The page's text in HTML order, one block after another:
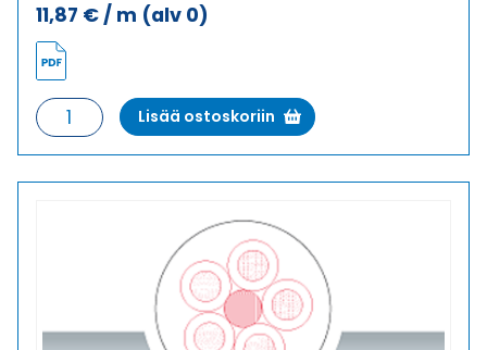
11,87 € / m (alv 0)
Ohjauskaapeli
ÖPVC-
JZ
Lisää ostoskoriin